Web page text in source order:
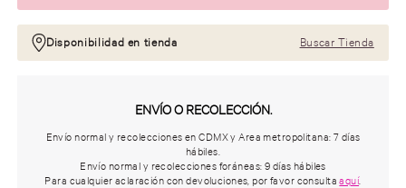
Disponibilidad en tienda Buscar Tienda
ENVÍO O RECOLECCIÓN.
Envío normal y recolecciones en CDMX y Area metropolitana: 7 días
hábiles.
Envío normal y recolecciones foráneas: 9 días hábiles
Para cualquier aclaración con devoluciones, por favor consultaaquí.